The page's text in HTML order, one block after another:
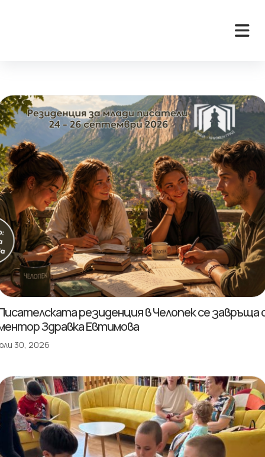
резиденция в Челопек се завръща
Здравка Евтимова
30, 2026